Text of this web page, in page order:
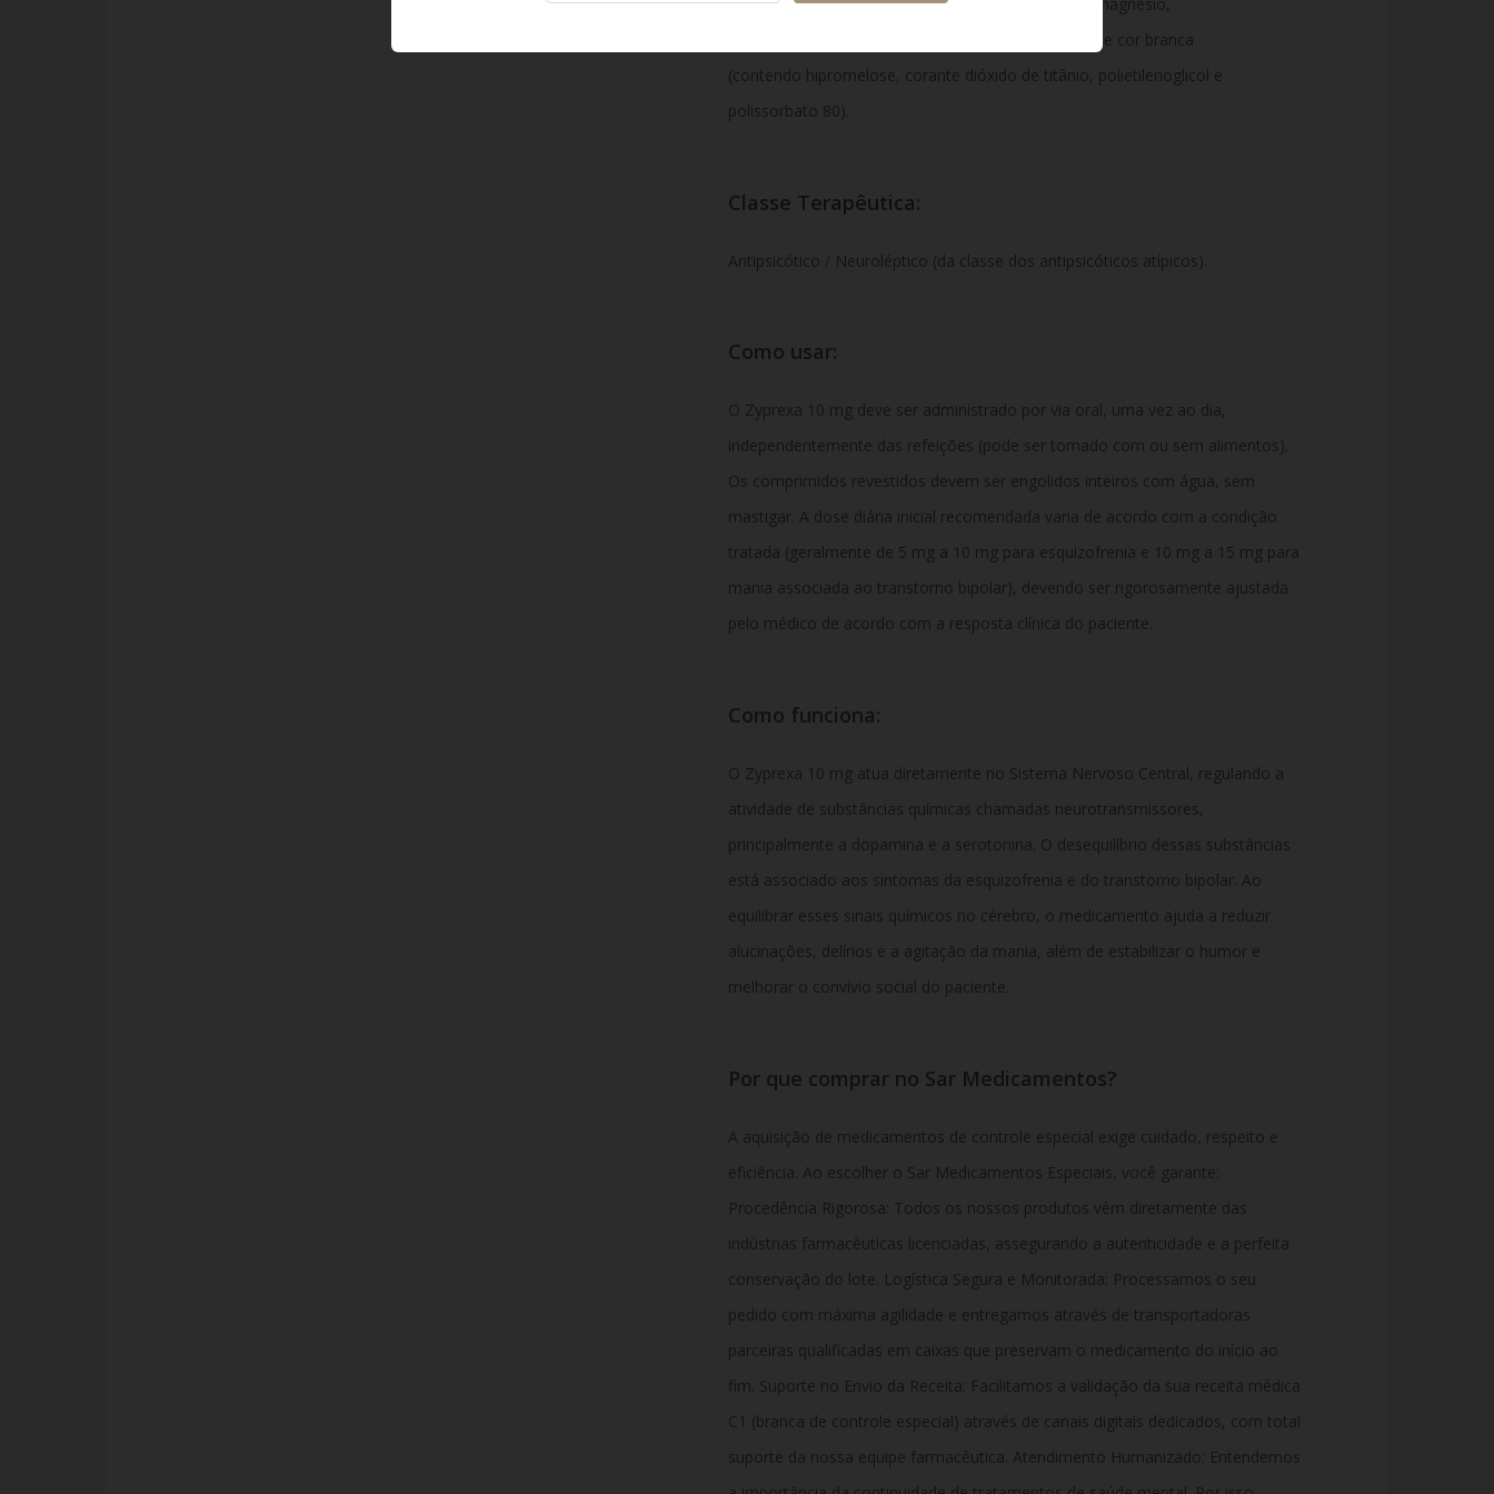
celulose microcristalina e mistura de revestimento de cor branca
(contendo hipromelose, corante dióxido de titânio, polietilenoglicol e
polissorbato 80).
Classe Terapêutica:
Antipsicótico / Neuroléptico (da classe dos antipsicóticos atípicos).
Como usar:
O Zyprexa 10 mg deve ser administrado por via oral, uma vez ao dia,
independentemente das refeições (pode ser tomado com ou sem alimentos).
Os comprimidos revestidos devem ser engolidos inteiros com água, sem
mastigar. A dose diária inicial recomendada varia de acordo com a condição
tratada (geralmente de 5 mg a 10 mg para esquizofrenia e 10 mg a 15 mg para
mania associada ao transtorno bipolar), devendo ser rigorosamente ajustada
pelo médico de acordo com a resposta clínica do paciente.
Como funciona:
O Zyprexa 10 mg atua diretamente no Sistema Nervoso Central, regulando a
atividade de substâncias químicas chamadas neurotransmissores,
principalmente a dopamina e a serotonina. O desequilíbrio dessas substâncias
está associado aos sintomas da esquizofrenia e do transtorno bipolar. Ao
equilibrar esses sinais químicos no cérebro, o medicamento ajuda a reduzir
alucinações, delírios e a agitação da mania, além de estabilizar o humor e
melhorar o convívio social do paciente.
Por que comprar no Sar Medicamentos?
A aquisição de medicamentos de controle especial exige cuidado, respeito e
eficiência. Ao escolher o Sar Medicamentos Especiais, você garante:
Procedência Rigorosa: Todos os nossos produtos vêm diretamente das
indústrias farmacêuticas licenciadas, assegurando a autenticidade e a perfeita
conservação do lote. Logística Segura e Monitorada: Processamos o seu
pedido com máxima agilidade e entregamos através de transportadoras
parceiras qualificadas em caixas que preservam o medicamento do início ao
fim. Suporte no Envio da Receita: Facilitamos a validação da sua receita médica
C1 (branca de controle especial) através de canais digitais dedicados, com total
suporte da nossa equipe farmacêutica. Atendimento Humanizado: Entendemos